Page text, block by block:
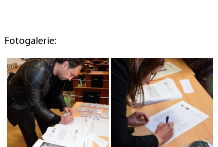
Fotogalerie: